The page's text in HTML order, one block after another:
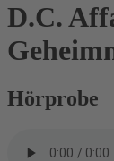
D.C.
Hörprobe